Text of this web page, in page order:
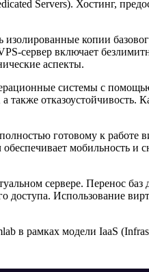
Servers). Хостинг,
копии
сервер включает
аспекты.
системы с
также
готовому к работе
мобильность и
сервере. Перенос баз
Использование
в рамках модели IaaS